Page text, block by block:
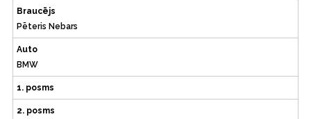
Braucējs
Pēteris Nebars
Auto
BMW
1. posms
2. posms